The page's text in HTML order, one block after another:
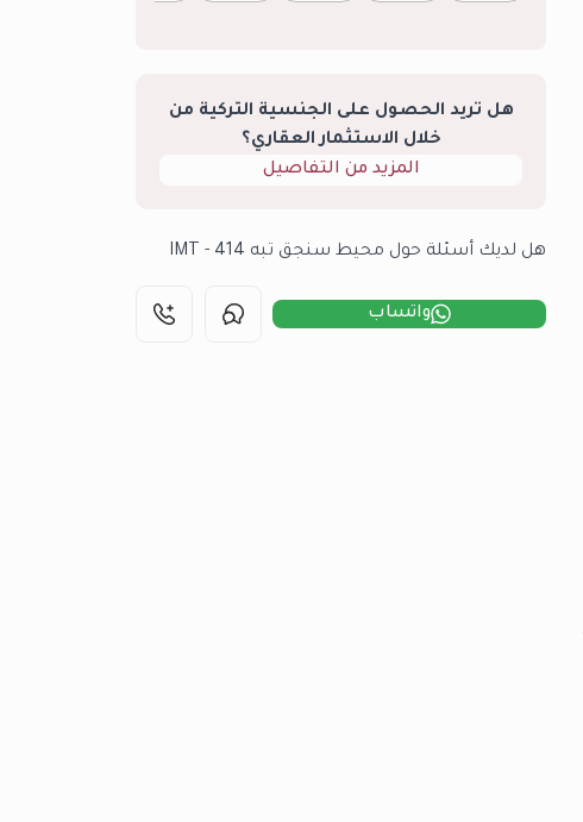
هل تريد الحصول على الجنسية التركية من
خلال الاستثمار العقاري؟
المزيد من التفاصيل
هل لديك أسئلة حول محيط سنجق تبه IMT - 414
واتساب